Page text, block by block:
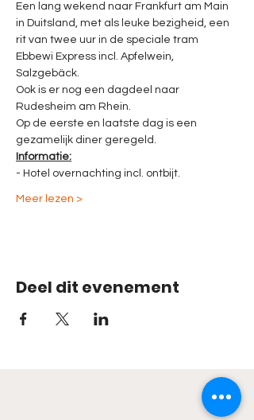
Een lang wekend naar Frankfurt am Main
in Duitsland, met als leuke bezigheid, een
rit van twee uur in de speciale tram
Ebbewi Express incl. Apfelwein,
Salzgebäck.
Ook is er nog een dagdeel naar
Rudesheim am Rhein.
Op de eerste en laatste dag is een
gezamelijk diner geregeld.
Informatie:
- Hotel overnachting incl. ontbijt.
Meer lezen >
Deel dit evenement